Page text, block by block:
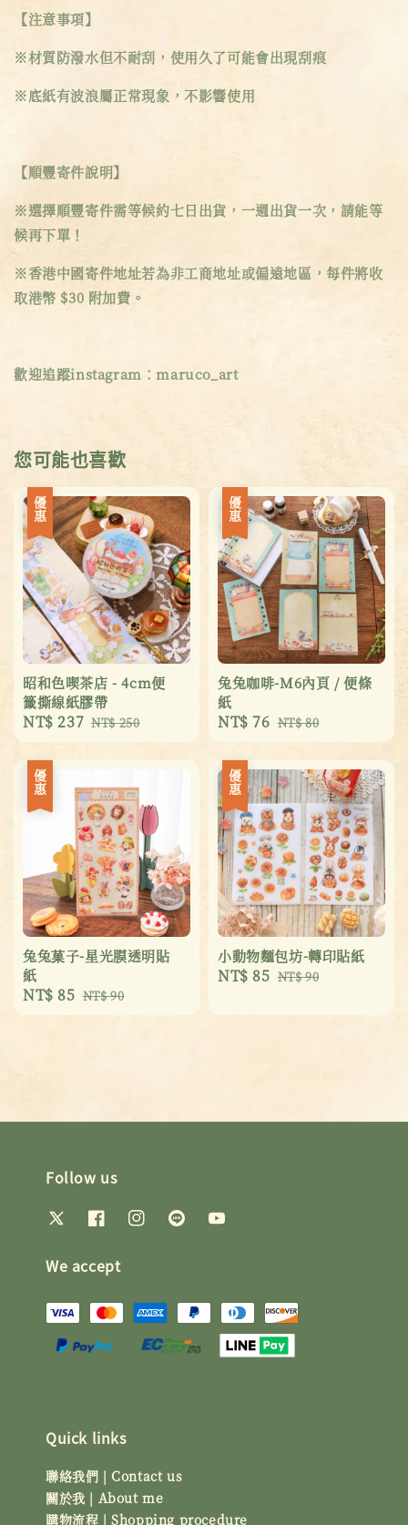
【注意事項】
※材質防潑水但不耐刮，使用久了可能會出現刮痕
※底紙有波浪屬正常現象，不影響使用
【順豐寄件說明】
※選擇順豐寄件需等候約七日出貨，一週出貨一次，請能等
候再下單！
※香港中國寄件地址若為非工商地址或偏遠地區，每件將收
取港幣 $30 附加費。
歡迎追蹤instagram：maruco_art
您可能也喜歡
優惠
昭和色喫茶店 - 4cm便
籤撕線紙膠帶
Sale
NT$ 237 Regular
NT$ 250
優惠
兔兔咖啡-M6內頁 / 便條
紙
Sale
NT$ 76 Regular
price
NT$ 80
優惠
兔兔菓子-星光膜透明貼
紙
Sale
NT$ 85 Regular
NT$ 90
優惠
小動物麵包坊-轉印貼紙
Sale
NT$ 85 Regular
NT$ 90
Follow us
We accept
Quick links
聯絡我們 | Contact us
關於我 | About me
購物流程 | Shopping procedure